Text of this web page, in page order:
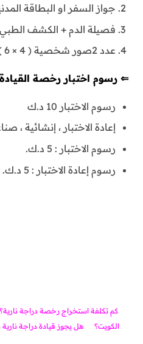
جواز السفر او البطاقة
فصيلة الدم + الكشف
عدد 2صور شخصية ( 4 × 6 ) خلفية زرقاء .
⇐ رسوم اختبار رخصة القيادة
رسوم الاختبار 10 د.ك
إعادة الاختبار ، إنشائية ،
رسوم الاختبار : 5 د.ك.
رسوم إعادة الاختبار : 5 د.ك.
كم تكلفة استخراج رخصة دراجة
الكويت؟
هل يجوز قيادة دراجة